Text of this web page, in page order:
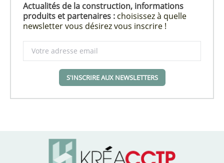
Actualités de la construction, informations
produits et partenaires : choisissez à quelle
newsletter vous désirez vous inscrire !
S'INSCRIRE AUX NEWSLETTERS